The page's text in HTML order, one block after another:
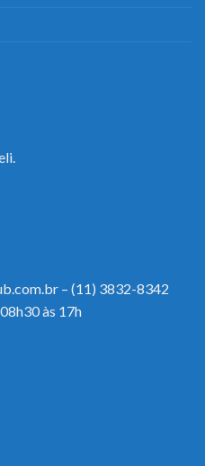
– (11) 3832-8342
às 17h